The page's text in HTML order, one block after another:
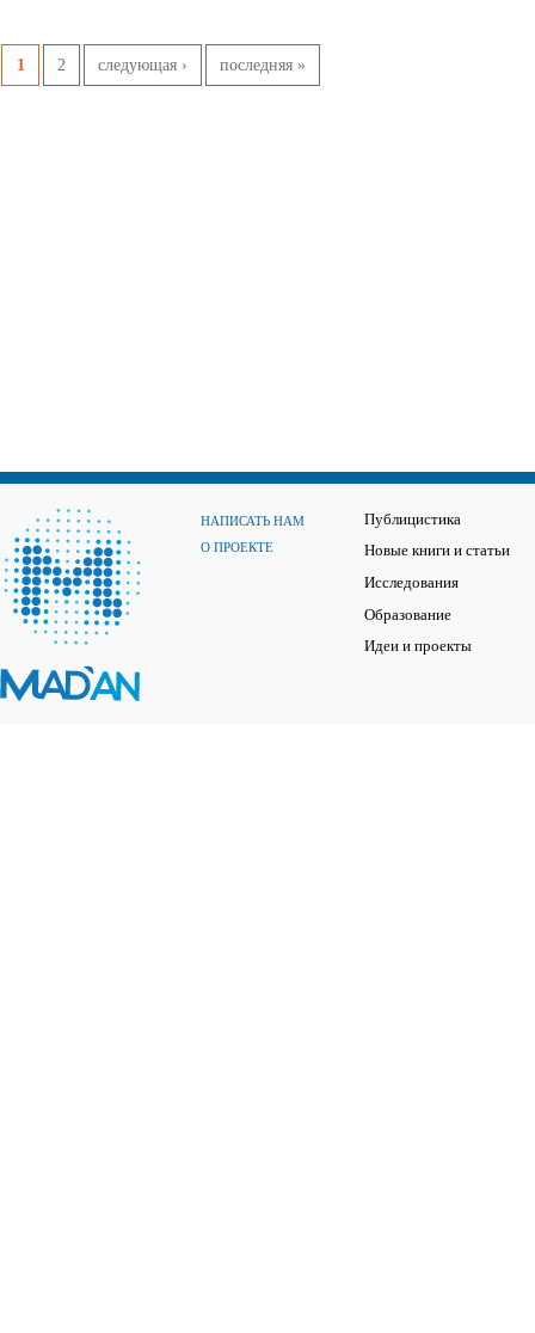
Страницы
1 2 следующая › последняя »
НАПИСАТЬ НАМ
О ПРОЕКТЕ
Публицистика
Новые книги и статьи
Исследования
Образование
Идеи и проекты